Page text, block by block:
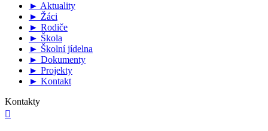
► Aktuality
► Žáci
► Rodiče
► Škola
► Školní jídelna
► Dokumenty
► Projekty
► Kontakt
Kontakty
